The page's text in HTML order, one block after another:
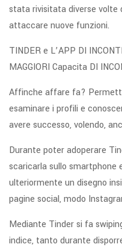
stata rivisitata diverse volte
attaccare nuove funzioni.
TINDER e L’APP DI
MAGGIORI Capacita DI
Affinche affare fa?
esaminare i profili e
avere successo, volendo,
Durante poter adoperare
scaricarla sullo smartphone
ulteriormente un disegno
pagine social, modo
Mediante Tinder si fa
indice, tanto durante